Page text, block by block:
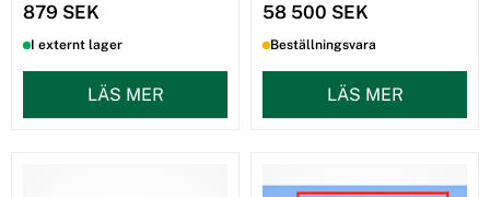
879 SEK
I externt lager
LÄS MER
58 500 SEK
Beställningsvara
LÄS MER